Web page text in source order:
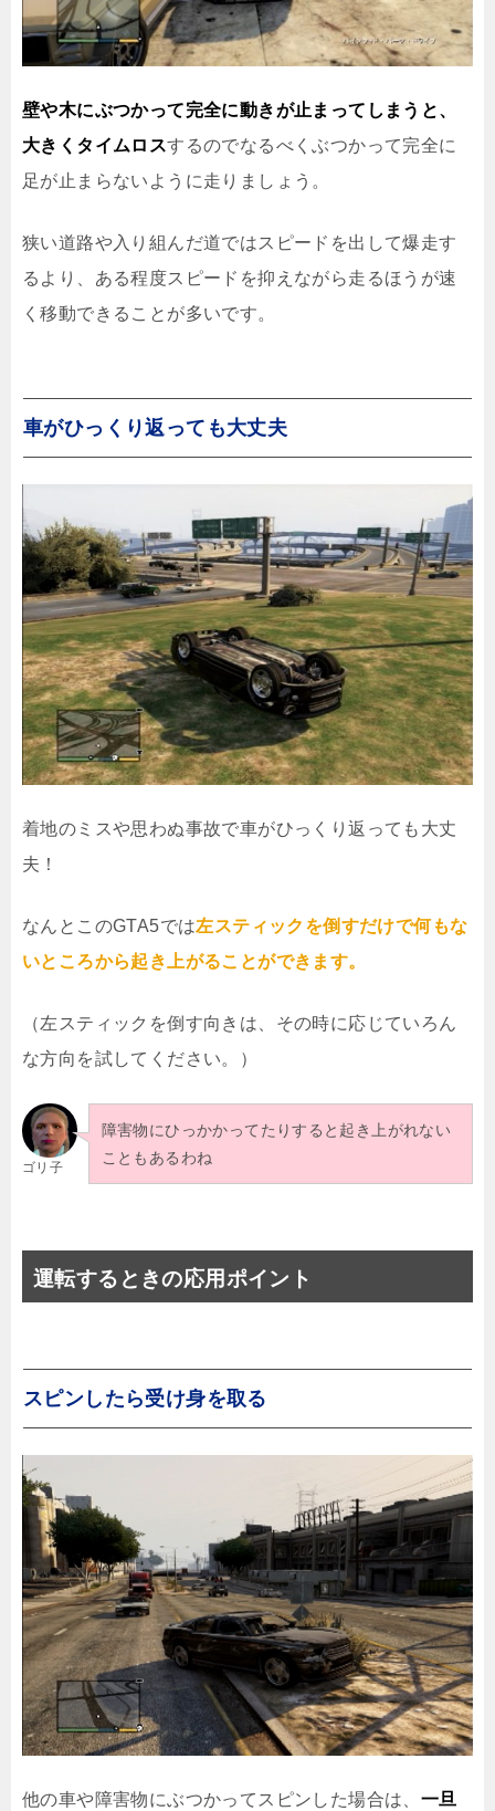
壁や木にぶつかって完全に動きが止まってしまうと、
大きくタイムロスするのでなるべくぶつかって完全に
足が止まらないように走りましょう。
狭い道路や入り組んだ道ではスピードを出して爆走す
るより、ある程度スピードを抑えながら走るほうが速
く移動できることが多いです。
車がひっくり返っても大丈夫
着地のミスや思わぬ事故で車がひっくり返っても大丈
夫！
なんとこのGTA5では左スティックを倒すだけで何もな
いところから起き上がることができます。
（左スティックを倒す向きは、その時に応じていろん
な方向を試してください。）
ゴリ子
障害物にひっかかってたりすると起き上がれない
こともあるわね
運転するときの応用ポイント
スピンしたら受け身を取る
他の車や障害物にぶつかってスピンした場合は、 一旦